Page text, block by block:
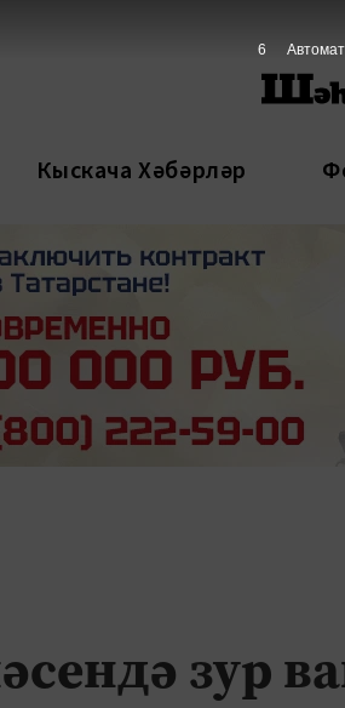
Кыскача Хәбәрләр
зур
5